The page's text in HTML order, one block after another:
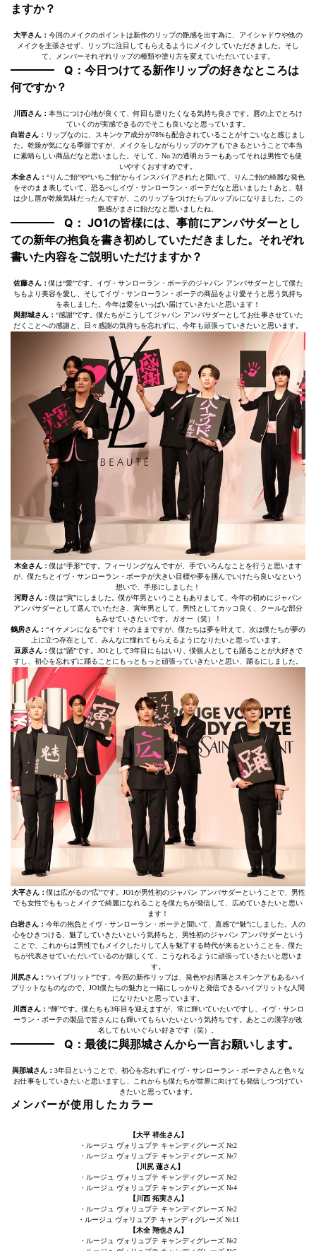
ますか？
大平さん： 今回のメイクのポイントは新作のリップの艶感を出す為に、アイシャドウや他の
メイクを主張させず、リップに注目してもらえるようにメイクしていただきました。そし
て、メンバーそれぞれリップの種類や塗り方を変えていただいています。
Q：今日つけてる新作リップの好きなところは
何ですか？
川西さん： 本当につけ心地が良くて、何回も塗りたくなる気持ち良さです。唇の上でとろけ
ていくのが実感できるのでそこも良いなと思っています。
白岩さん： リップなのに、スキンケア成分が78%も配合されていることがすごいなと感じまし
た。乾燥が気になる季節ですが、メイクをしながらリップのケアもできるということで本当
に素晴らしい商品だなと思いました。そして、No.2の透明カラーもあってそれは男性でも使
いやすくおすすめです。
木全さん： “りんご飴”や“いちご飴”からインスパイアされたと聞いて、りんご飴の綺麗な発色
をそのまま表していて、恐るべしイヴ・サンローラン・ボーテだなと思いました！あと、朝
は少し唇が乾燥気味だったんですが、このリップをつけたらプルップルになりました。この
艶感がまさに飴だなと思いましたね。
Q： JO1の皆様には、事前にアンバサダーとし
ての新年の抱負を書き初めしていただきました。それぞれ
書いた内容をご説明いただけますか？
佐藤さん：僕は“愛”です。イヴ・サンローラン・ボーテのジャパン アンバサダーとして僕た
ちもより美容を愛し、そしてイヴ・サンローラン・ボーテの商品をより愛そうと思う気持ち
を表しました。今年は愛をいっぱい届けていきたいと思います！
與那城さん： “感謝”です。僕たちがこうしてジャパン アンバサダーとしてお仕事させていた
だくことへの感謝と、日々感謝の気持ちを忘れずに、今年も頑張っていきたいと思います。
木全さん：僕は“手形”です。フィーリングなんですが、手でいろんなことを行うと思います
が、僕たちとイヴ・サンローラン・ボーテが大きい目標や夢を掴んでいけたら良いなという
想いで、手形にしました！
河野さん：僕は“寅”にしました。僕が年男ということもありまして、今年の初めにジャパン
アンバサダーとして選んでいただき、寅年男として、男性としてカッコ良く、クールな部分
もみせていきたいです。ガオー（笑）！
鶴房さん： “イケメンになる”です！そのままですが、僕たちは夢を叶えて、次は僕たちが夢の
上に立つ存在として、みんなに憧れてもらえるようになりたいと思っています。
豆原さん：僕は“踊”です。JO1として3年目にもはいり、僕個人としても踊ることが大好きで
すし、初心を忘れずに踊ることにもっともっと頑張っていきたいと思い、踊るにしました。
大平さん：僕は広がるの“広”です。JO1が男性初のジャパン アンバサダーということで、男性
でも女性でももっとメイクで綺麗になれることを僕たちが発信して、広めていきたいと思い
ます！
白岩さん： 今年の抱負とイヴ・サンローラン・ボーテと聞いて、直感で“魅”にしました。人の
心をひきつける、魅了していきたいという気持ちと、男性初のジャパン アンバサダーという
ことで、これからは男性でもメイクしたりして人を魅了する時代が来るということを、僕た
ちが代表させていただいているのが嬉しくて、こうなれるように頑張っていきたいと思いま
す。
川尻さん： “ハイブリット”です。今回の新作リップは、発色やお洒落とスキンケアもあるハイ
ブリットなものなので、JO1僕たちの魅力と一緒にしっかりと発信できるハイブリットな人間
になりたいと思っています。
川西さん： “輝”です。僕たちも3年目を迎えますが、常に輝いていたいですし、イヴ・サンロ
ーラン・ボーテの製品で皆さんにも輝いてもらいたいという気持ちです。あとこの漢字が改
名してもいいぐらい好きです（笑）。
Q：最後に與那城さんから一言お願いします。
與那城さん： 3年目ということで、初心を忘れずにイヴ・サンローラン・ボーテさんと色々な
お仕事をしていきたいと思いますし、これからも僕たちが世界に向けても発信しつづけてい
きたいと思っています。
メンバーが使用したカラー
【大平 祥生さん】
・ルージュ ヴォリュプテ キャンディグレーズ №2
・ルージュ ヴォリュプテ キャンディグレーズ №7
【川尻 蓮さん】
・ルージュ ヴォリュプテ キャンディグレーズ №2
・ルージュ ヴォリュプテ キャンディグレーズ №4
【川西 拓実さん】
・ルージュ ヴォリュプテ キャンディグレーズ №2
・ルージュ ヴォリュプテ キャンディグレーズ №11
【木全 翔也さん】
・ルージュ ヴォリュプテ キャンディグレーズ №2